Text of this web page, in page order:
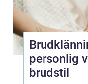
personlig
brudstil